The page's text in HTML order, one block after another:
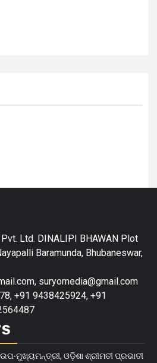
Ltd. DINALIPI BHAWAN Plot
Baramunda, Bhubaneswar,
suryomedia@gmail.com
+91 9438425924, +91
ମୁଖ୍ୟମନ୍ତ୍ରୀ, ଓଡ଼ିଶା ଶ୍ରୀମତୀ ପ୍ରଭାତୀ